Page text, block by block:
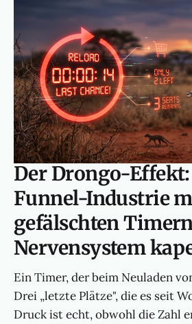
Der Drongo-
Funnel-Industrie
gefälschten
Nervensystem
Ein Timer, der beim Neuladen
Drei „letzte Plätze", die es seit
Druck ist echt, obwohl die Zahl